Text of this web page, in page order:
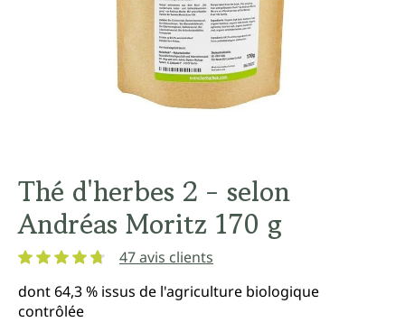
Thé d'herbes 2 - selon
Andréas Moritz 170 g
47 avis clients
dont 64,3 % issus de l'agriculture biologique
contrôlée